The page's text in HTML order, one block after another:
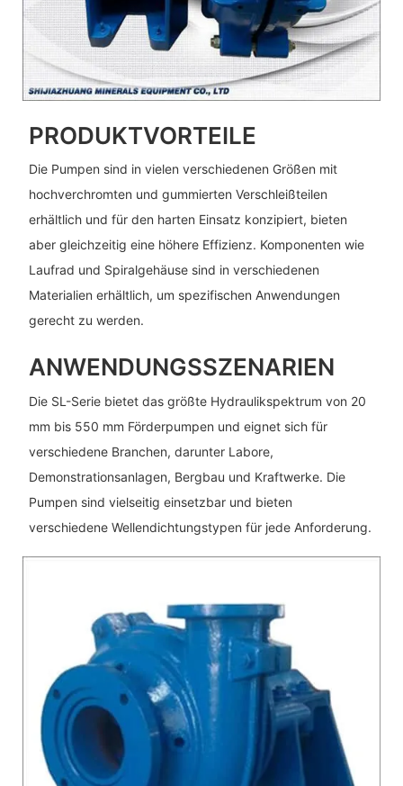
PRODUKTVORTEILE
Die Pumpen sind in vielen verschiedenen Größen mit
hochverchromten und gummierten Verschleißteilen
erhältlich und für den harten Einsatz konzipiert, bieten
aber gleichzeitig eine höhere Effizienz. Komponenten wie
Laufrad und Spiralgehäuse sind in verschiedenen
Materialien erhältlich, um spezifischen Anwendungen
gerecht zu werden.
ANWENDUNGSSZENARIEN
Die SL-Serie bietet das größte Hydraulikspektrum von 20
mm bis 550 mm Förderpumpen und eignet sich für
verschiedene Branchen, darunter Labore,
Demonstrationsanlagen, Bergbau und Kraftwerke. Die
Pumpen sind vielseitig einsetzbar und bieten
verschiedene Wellendichtungstypen für jede Anforderung.